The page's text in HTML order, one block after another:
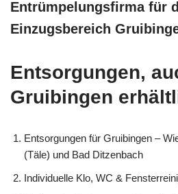
Entrümpelungsfirma für
Einzugsbereich
Entsorgungen,
Gruibingen
Entsorgungen für Gruibingen –
(Täle) und Bad Ditzenbach
Individuelle Klo, WC &